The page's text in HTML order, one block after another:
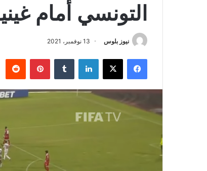
التونسي أمام
نيوز بلوس 13 نوفمبر، 2021
فيسبوك X لينكدإن بينتيريست